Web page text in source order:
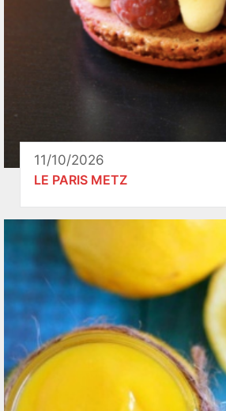
11/10/2026
LE PARIS METZ